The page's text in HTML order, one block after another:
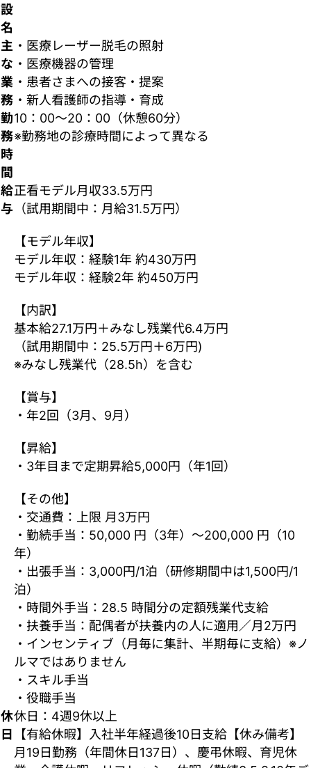
設
名
主
な
業
務
・医療レーザー脱毛の照射
・医療機器の管理
・患者さまへの接客・提案
・新人看護師の指導・育成
勤
務
時
間
10：00～20：00（休憩60分）
※勤務地の診療時間によって異なる
給
与
正看モデル月収33.5万円
（試用期間中：月給31.5万円）
【モデル年収】
モデル年収：経験1年 約430万円
モデル年収：経験2年 約450万円
【内訳】
基本給27.1万円＋みなし残業代6.4万円
（試用期間中：25.5万円＋6万円)
※みなし残業代（28.5h）を含む
【賞与】
・年2回（3月、9月）
【昇給】
・3年目まで定期昇給5,000円（年1回）
【その他】
・交通費：上限 月3万円
・勤続手当：50,000 円（3年）～200,000 円（10
年）
・出張手当：3,000円/1泊（研修期間中は1,500円/1
泊）
・時間外手当：28.5 時間分の定額残業代支給
・扶養手当：配偶者が扶養内の人に適用／月2万円
・インセンティブ（月毎に集計、半期毎に支給）※ノ
ルマではありません
・スキル手当
・役職手当
休
日
休日：4週9休以上
【有給休暇】入社半年経過後10日支給【休み備考】
月19日勤務（年間休日137日）、慶弔休暇、育児休